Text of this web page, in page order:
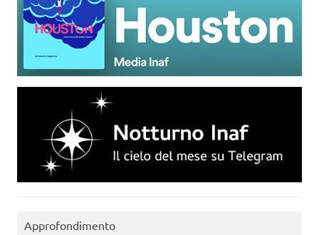
Approfondimento